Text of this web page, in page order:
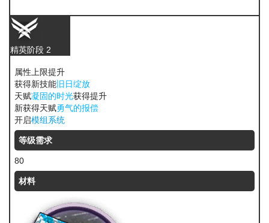
精英阶段 2
属性上限提升
获得新技能 旧日绽放
天赋凝固的时光获得提升
新获得天赋勇气的报偿
开启模组系统
等级需求
80
材料